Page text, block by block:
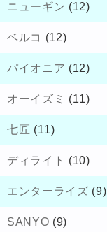
ニューギン (12)
ベルコ (12)
パイオニア (12)
オーイズミ (11)
七匠 (11)
ディライト (10)
エンターライズ (9)
SANYO (9)